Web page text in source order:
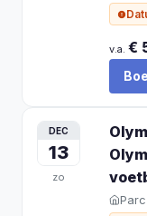
v.a. €
DEC
13
zo